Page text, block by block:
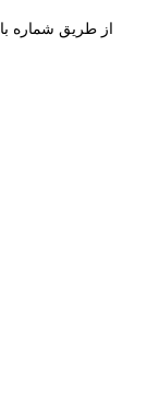
از طریق شماره